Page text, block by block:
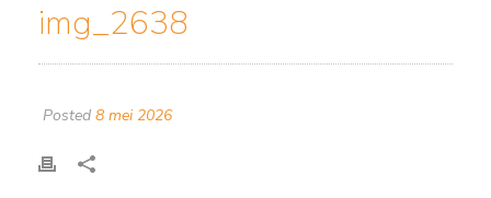
img_2638
Posted 8 mei 2026